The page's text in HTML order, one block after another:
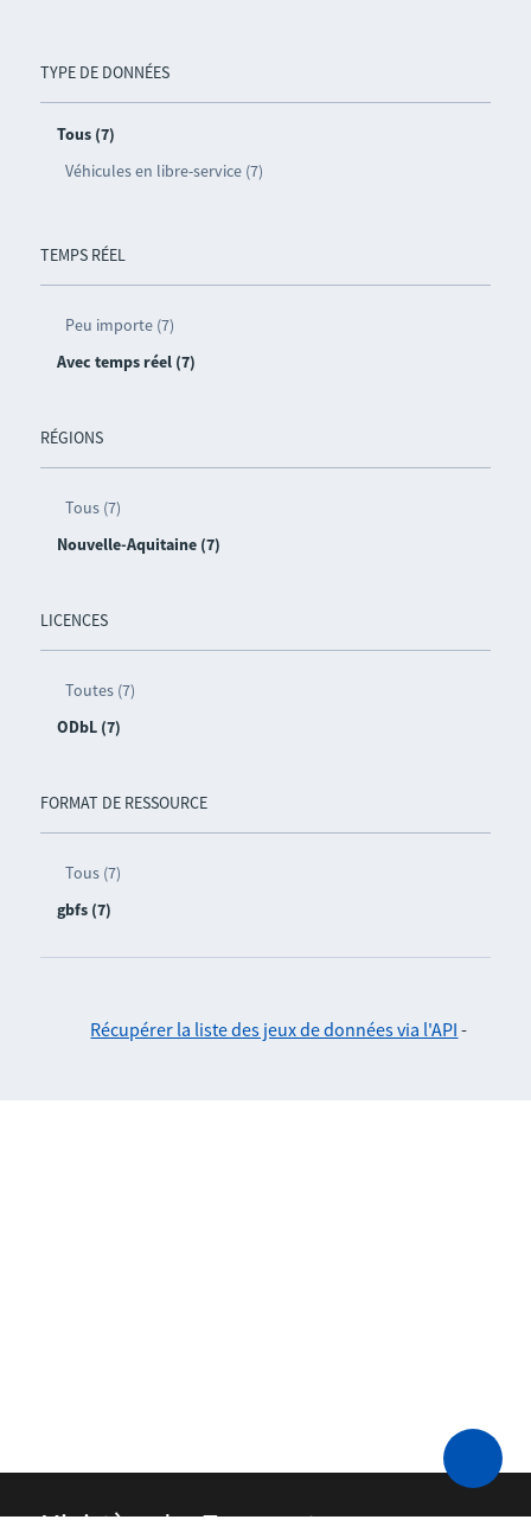
TYPE DE DONNÉES
Tous (7)
Véhicules en libre-service (7)
TEMPS RÉEL
Peu importe (7)
Avec temps réel (7)
RÉGIONS
Tous (7)
Nouvelle-Aquitaine (7)
LICENCES
Toutes (7)
ODbL (7)
FORMAT DE RESSOURCE
Tous (7)
gbfs (7)
Récupérer la liste des jeux de données via l'API -